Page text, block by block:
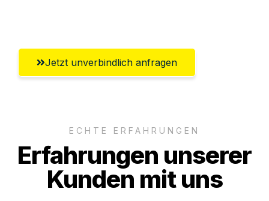
Jetzt unverbindlich anfragen
ECHTE ERFAHRUNGEN
Erfahrungen unserer
Kunden mit uns